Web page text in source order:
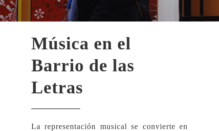
Música en el
Barrio de las
Letras
La representación musical se convierte en